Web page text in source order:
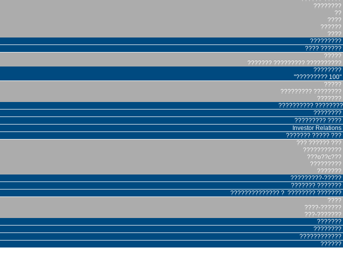
????????
??
????
??????
????
?????????
???? ??????
?????
??????? ????????? ??????????
????????
"????????? 100"
?????
????????? ????????
???????
?????????? ????????
????????
????????? ????
Investor Relations
??????? ????? ???
??? ?????? ???
???????????
???o??c???
?????????
???????
?????????-?????
??????? ???????
?????????????? ? ???????? ???????
????
????-??????
???-???????
???????
????????
????????????
??????